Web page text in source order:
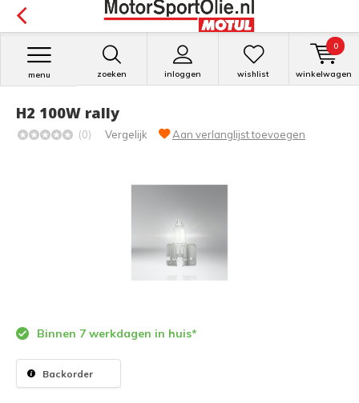
zoeken inloggen
menu wishlist winkelwagen
0
H2 100W rally
(0) Vergelijk Aan verlanglijst toevoegen
Binnen 7 werkdagen in huis*
Backorder